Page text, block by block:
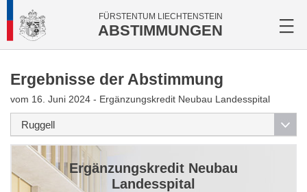
FÜRSTENTUM LIECHTENSTEIN
ABSTIMMUNGEN
Ergebnisse der Abstimmung
vom 16. Juni 2024 - Ergänzungskredit Neubau Landesspital
Ergänzungskredit Neubau
Landesspital